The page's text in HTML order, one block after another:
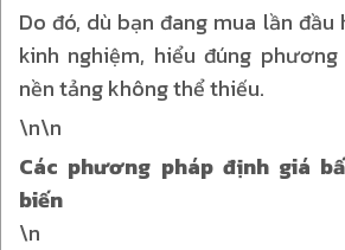
Do đó, dù bạn đang mua lần
kinh nghiệm, hiểu đúng
nền tảng không thể thiếu.
\n\n
Các phương pháp định giá
biến
\n